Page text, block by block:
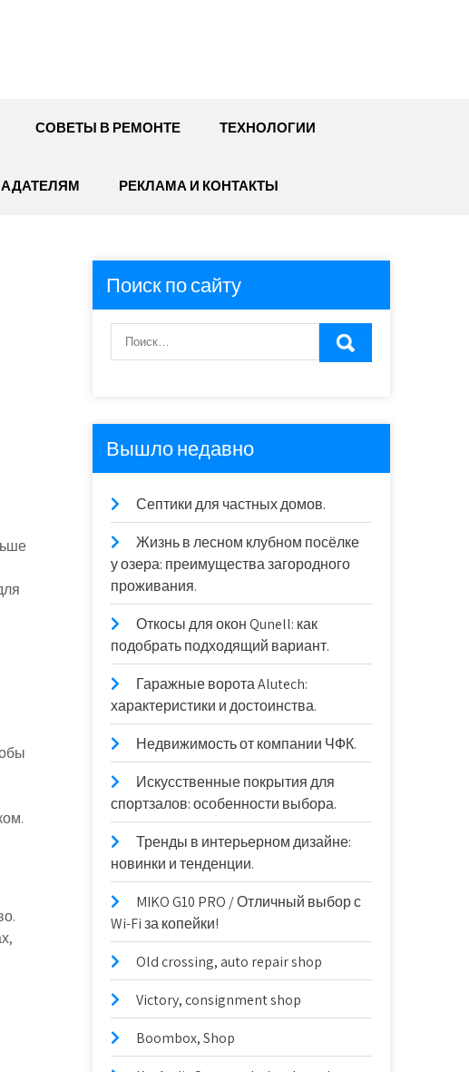
СОВЕТЫ В РЕМОНТЕ ТЕХНОЛОГИИ
РЕКЛАМА И КОНТАКТЫ
Поиск по сайту
Вышло недавно
Септики для частных домов.
Жизнь в лесном клубном посёлке
у озера: преимущества загородного
проживания.
Откосы для окон Qunell: как
подобрать подходящий вариант.
Гаражные ворота Alutech:
характеристики и достоинства.
Недвижимость от компании ЧФК.
Искусственные покрытия для
спортзалов: особенности выбора.
Тренды в интерьерном дизайне:
новинки и тенденции.
MIKO G10 PRO / Отличный выбор с
Wi-Fi за копейки!
Old crossing, auto repair shop
Victory, consignment shop
Boombox, Shop